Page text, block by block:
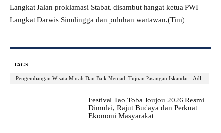
Langkat Jalan proklamasi Stabat, disambut hangat ketua PWI
Langkat Darwis Sinulingga dan puluhan wartawan.(Tim)
TAGS
Pengembangan Wisata Murah Dan Baik Menjadi Tujuan Pasangan Iskandar - Adli
Festival Tao Toba Joujou 2026 Resmi
Dimulai, Rajut Budaya dan Perkuat
Ekonomi Masyarakat